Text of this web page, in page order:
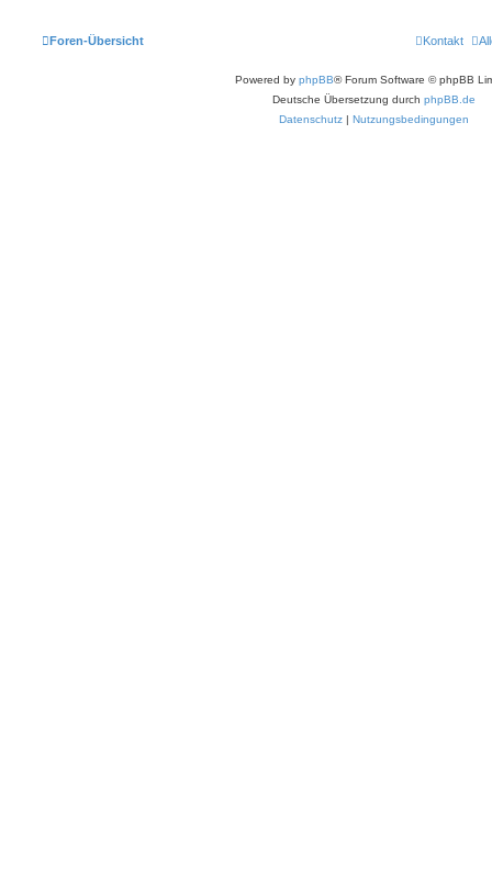
Foren-Übersicht Kontakt
Powered by phpBB® Forum Software © phpBB
Deutsche Übersetzung durch phpBB.de
Datenschutz | Nutzungsbedingungen